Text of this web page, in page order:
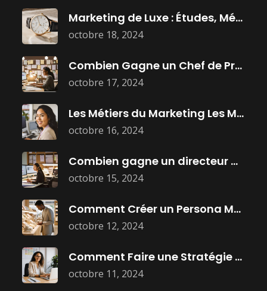
octobre 18, 2024
Marketing de Luxe : Études, Métiers
octobre 17, 2024
Combien Gagne un Chef de Projet
octobre 16, 2024
Les Métiers du Marketing Les Mieux
octobre 15, 2024
Combien gagne un directeur marketing ?
octobre 12, 2024
Comment Créer un Persona Marketing Efficace
octobre 11, 2024
Comment Faire une Stratégie Marketing Efficace